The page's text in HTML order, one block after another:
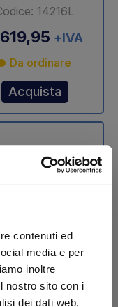
contenuti ed
media e per
inoltre
nostro sito con i
dei dati web,
14216L
+IVA
Da ordinare
Acquista
Stelo cilindro
Ø 75
DLB 47 Dautel